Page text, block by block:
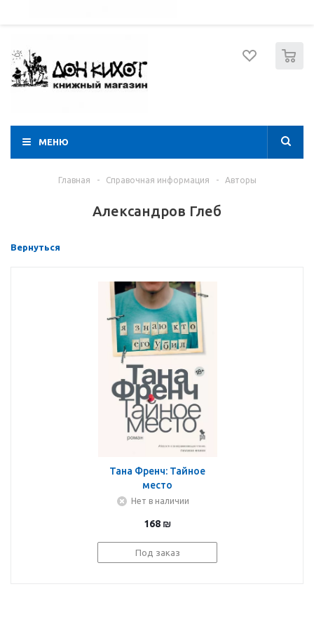
МЕНЮ
Главная - Справочная информация - Авторы
Александров Глеб
Вернуться
Тана Френч: Тайное
место
Нет в наличии
168 ₪
Под заказ